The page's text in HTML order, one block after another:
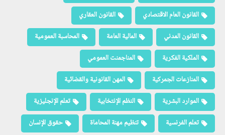
القانون العام الاقتصادي
القانون العقاري
القانون المدني
المالية العامة
المحاسبة العمومية
الملكية الفكرية
المناجمنت العمومي
المنازعات الجمركية
المهن القانونية والقضائية
الموارد البشرية
النظم الإنتخابية
تعلم الإنجليزية
تعلم الفرنسية
تنظيم مهنة المحاماة حقوق الإنسان